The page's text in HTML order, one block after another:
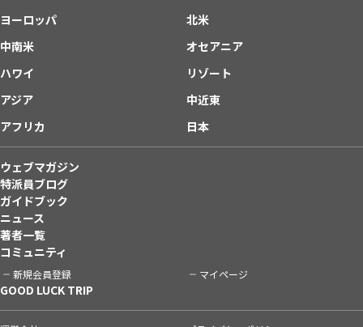
ヨーロッパ
北米
中南米
オセアニア
ハワイ
リゾート
アジア
中近東
アフリカ
日本
ウェブマガジン
特派員ブログ
ガイドブック
ニュース
著者一覧
コミュニティ
新規会員登録 マイページ
GOOD LUCK TRIP